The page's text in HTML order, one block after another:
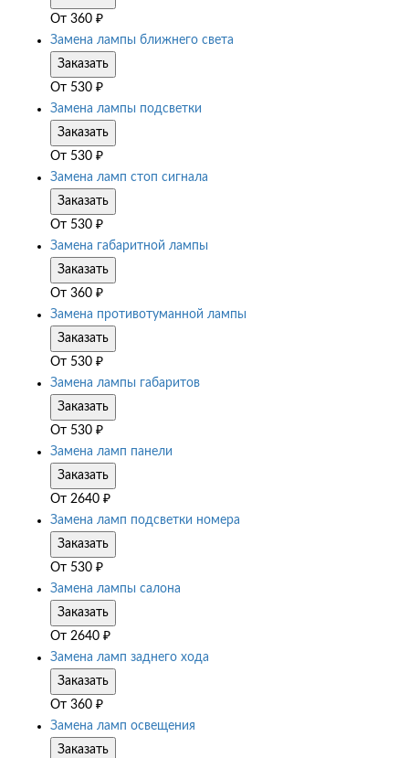
От 360 ₽
Замена лампы ближнего света
Заказать
От 530 ₽
Замена лампы подсветки
Заказать
От 530 ₽
Замена ламп стоп сигнала
Заказать
От 530 ₽
Замена габаритной лампы
Заказать
От 360 ₽
Замена противотуманной лампы
Заказать
От 530 ₽
Замена лампы габаритов
Заказать
От 530 ₽
Замена ламп панели
Заказать
От 2640 ₽
Замена ламп подсветки номера
Заказать
От 530 ₽
Замена лампы салона
Заказать
От 2640 ₽
Замена ламп заднего хода
Заказать
От 360 ₽
Замена ламп освещения
Заказать